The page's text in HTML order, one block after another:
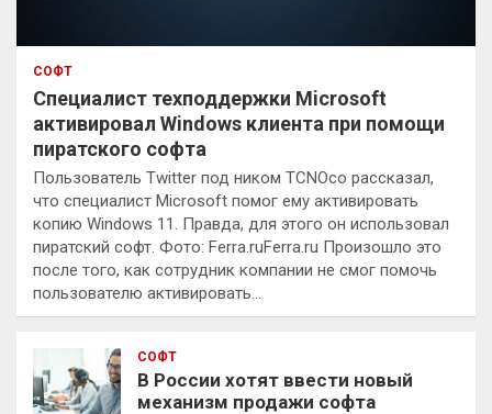
СОФТ
Специалист техподдержки Microsoft
активировал Windows клиента при помощи
пиратского софта
Пользователь Twitter под ником TCNOco рассказал,
что специалист Microsoft помог ему активировать
копию Windows 11. Правда, для этого он использовал
пиратский софт. Фото: Ferra.ruFerra.ru Произошло это
после того, как сотрудник компании не смог помочь
пользователю активировать…
СОФТ
В России хотят ввести новый
механизм продажи софта